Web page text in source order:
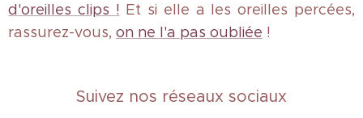
d'oreilles clips ! Et si elle a les oreilles percées,
rassurez-vous, on ne l'a pas oubliée !
Suivez nos réseaux sociaux